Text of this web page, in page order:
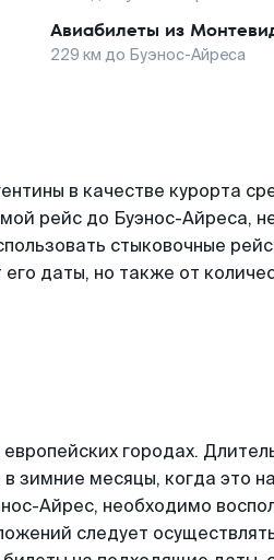
Авиабилеты из
229 км до Буэнос-Айреса
в качестве курорта
рейс до Буэнос-Айреса,
стыковочные
даты, но также от
городах.
зимние месяцы, когда это
Айрес, необходимо
следует